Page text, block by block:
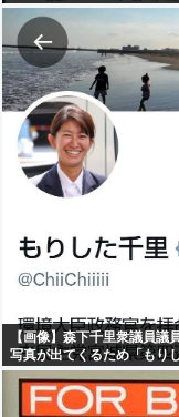
【画像】森下千里衆議員
写真が出てくるため「もり